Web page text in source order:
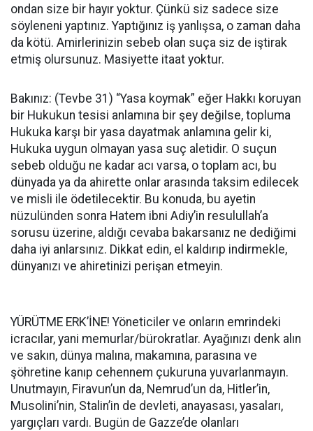
ondan size bir hayır yoktur. Çünkü siz sadece size
söyleneni yaptınız. Yaptığınız iş yanlışsa, o zaman daha
da kötü. Amirlerinizin sebeb olan suça siz de iştirak
etmiş olursunuz. Masiyette itaat yoktur.
Bakınız: (Tevbe 31) “Yasa koymak” eğer Hakkı koruyan
bir Hukukun tesisi anlamına bir şey değilse, topluma
Hukuka karşı bir yasa dayatmak anlamına gelir ki,
Hukuka uygun olmayan yasa suç aletidir. O suçun
sebeb olduğu ne kadar acı varsa, o toplam acı, bu
dünyada ya da ahirette onlar arasında taksim edilecek
ve misli ile ödetilecektir. Bu konuda, bu ayetin
nüzulünden sonra Hatem ibni Adiy’in resulullah’a
sorusu üzerine, aldığı cevaba bakarsanız ne dediğimi
daha iyi anlarsınız. Dikkat edin, el kaldırıp indirmekle,
dünyanızı ve ahiretinizi perişan etmeyin.
YÜRÜTME ERK’İNE! Yöneticiler ve onların emrindeki
icracılar, yani memurlar/bürokratlar. Ayağınızı denk alın
ve sakın, dünya malına, makamına, parasına ve
şöhretine kanıp cehennem çukuruna yuvarlanmayın.
Unutmayın, Firavun’un da, Nemrud’un da, Hitler’in,
Musolini’nin, Stalin’in de devleti, anayasası, yasaları,
yargıçları vardı. Bugün de Gazze’de olanları